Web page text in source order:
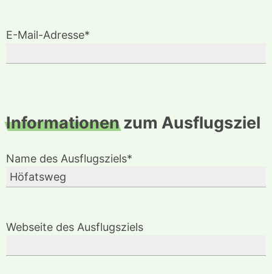
E-Mail-Adresse*
Informationenzum Ausflugsziel
Name des Ausflugsziels*
Webseite des Ausflugsziels